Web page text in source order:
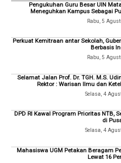
Pengukuhan Guru Besar UIN
Meneguhkan Kampus Sebagai
Rabu, 5
Perkuat Kemitraan antar Sekolah,
Berbasis
Rabu, 5
Selamat Jalan Prof. Dr. TGH. M.S.
Rektor : Warisan Ilmu dan
Selasa, 4
DPD RI Kawal Program Prioritas NTB,
di
Selasa, 4
Mahasiswa UGM Petakan Beragam
Lewat 16